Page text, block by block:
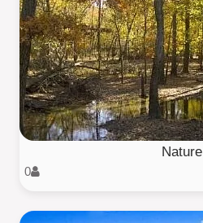
Nature
0